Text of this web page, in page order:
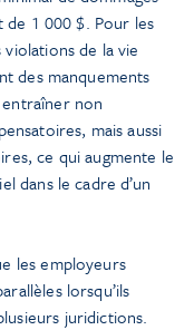
1 000 $. Pour les
de la vie
des manquements
non
mais aussi
ce qui augmente le
dans le cadre d’un
les employeurs
lorsqu’ils
juridictions.